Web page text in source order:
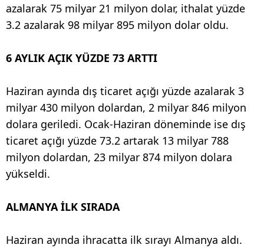
azalarak 75 milyar 21 milyon dolar, ithalat yüzde
3.2 azalarak 98 milyar 895 milyon dolar oldu.
6 AYLIK AÇIK YÜZDE 73 ARTTI
Haziran ayında dış ticaret açığı yüzde azalarak 3
milyar 430 milyon dolardan, 2 milyar 846 milyon
dolara geriledi. Ocak-Haziran döneminde ise dış
ticaret açığı yüzde 73.2 artarak 13 milyar 788
milyon dolardan, 23 milyar 874 milyon dolara
yükseldi.
ALMANYA İLK SIRADA
Haziran ayında ihracatta ilk sırayı Almanya aldı.